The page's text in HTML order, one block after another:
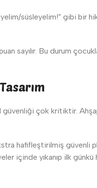
süsleyelim!” gibi bir
sayılır. Bu durum
çok kritiktir.
hafifleştirilmiş güvenli
içinde yıkanıp ilk günkü